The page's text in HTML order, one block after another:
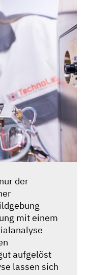
der
mit einem
aufgelöst
lassen sich